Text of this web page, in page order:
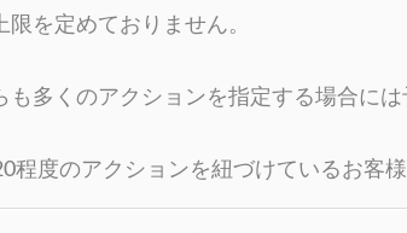
限を定めておりません。
も多くのアクションを指定する場合に
程度のアクションを紐づけているお客様